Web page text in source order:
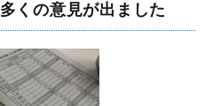
くの意見が出ました